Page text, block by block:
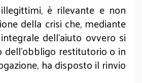
è rilevante e non
della crisi che, mediante
dell’aiuto ovvero si
restitutorio o in
ha disposto il rinvio